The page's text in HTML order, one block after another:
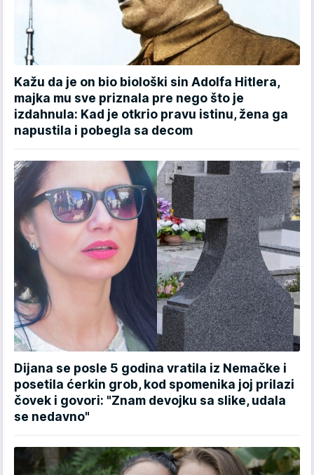
Kažu da je on bio biološki sin Adolfa Hitlera,
majka mu sve priznala pre nego što je
izdahnula: Kad je otkrio pravu istinu, žena ga
napustila i pobegla sa decom
Dijana se posle 5 godina vratila iz Nemačke i
posetila ćerkin grob, kod spomenika joj prilazi
čovek i govori: "Znam devojku sa slike, udala
se nedavno"